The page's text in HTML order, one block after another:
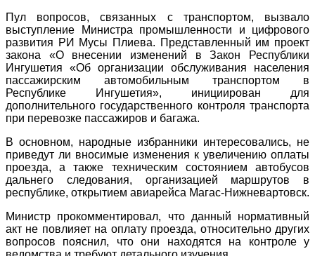
Пул вопросов, связанных с транспортом, вызвало
выступление Министра промышленности и цифрового
развития РИ Мусы Плиева. Представленный им проект
закона «О внесении изменений в Закон Республики
Ингушетия «Об организации обслуживания населения
пассажирским автомобильным транспортом в
Республике Ингушетия», инициирован для
дополнительного государственного контроля транспорта
при перевозке пассажиров и багажа.
В основном, народные избранники интересовались, не
приведут ли вносимые изменения к увеличению оплаты
проезда, а также техническим состоянием автобусов
дальнего следования, организацией маршрутов в
республике, открытием авиарейса Магас-Нижневартовск.
Министр прокомментировал, что данный нормативный
акт не повлияет на оплату проезда, относительно других
вопросов пояснил, что они находятся на контроле у